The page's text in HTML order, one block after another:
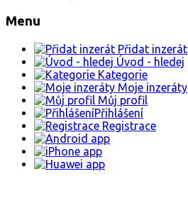
Menu
Přidat inzerát
Úvod - hledej
Kategorie
Moje inzeráty
Můj profil
Přihlášení
Registrace